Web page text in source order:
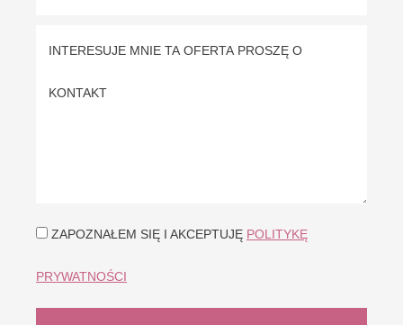
ZAPOZNAŁEM SIĘ I AKCEPTUJĘ POLITYKĘ
PRYWATNOŚCI